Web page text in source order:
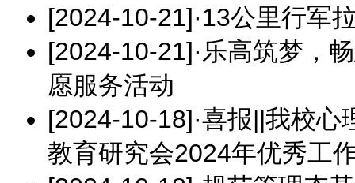
[2024-10-21]·13公里行军
[2024-10-21]·乐高筑梦，
愿服务活动
[2024-10-18]·喜报||我校心
教育研究会2024年优秀工